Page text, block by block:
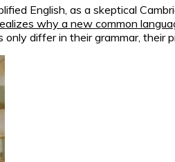
English, as a skeptical
why a new common
differ in their grammar, their